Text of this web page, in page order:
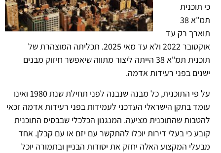
כי תוכנית
תמ"א 38
תוארך רק עד
אוקטובר 2022 ולא עד מאי 2025. תכליתה המוצהרת של
תוכנית תמ"א 38 הייתה ליצור מתווה שיאפשר חיזוק מבנים
ישנים בפני רעידות אדמה.
על פי התוכנית, כל מבנה שנבנה לפני תחילת שנת 1980 ואינו
עומד בתקן הישראלי העדכני לעמידות בפני רעידות אדמה זכאי
להטבות שהתוכנית מציעה. המנגנון הכלכלי שבבסיס התוכנית
קובע כי בעלי דירות יוכלו להתקשר עם יזם או עם קבלן. אחד
מבעלי המקצוע האלה יחזק את יסודות הבניין ובתמורה יוכל